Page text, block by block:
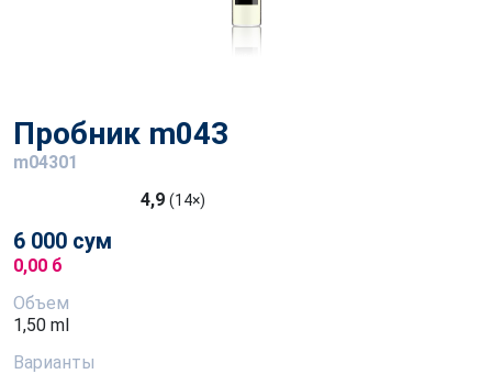
Пробник m043
m04301
4,9 (14×)
6 000 сум
0,00 б
Объем
1,50 ml
Варианты